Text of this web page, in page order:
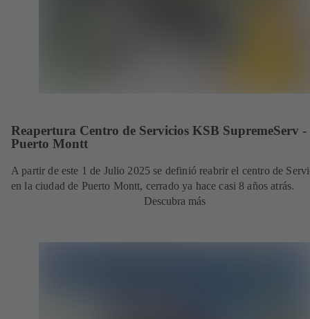
Reapertura Centro de Servicios KSB SupremeServ -
Puerto Montt
A partir de este 1 de Julio 2025 se definió reabrir el centro de
en la ciudad de Puerto Montt, cerrado ya hace casi 8 años atrás.
Descubra más